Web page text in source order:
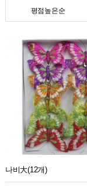
평점높은순
나비大(12개)